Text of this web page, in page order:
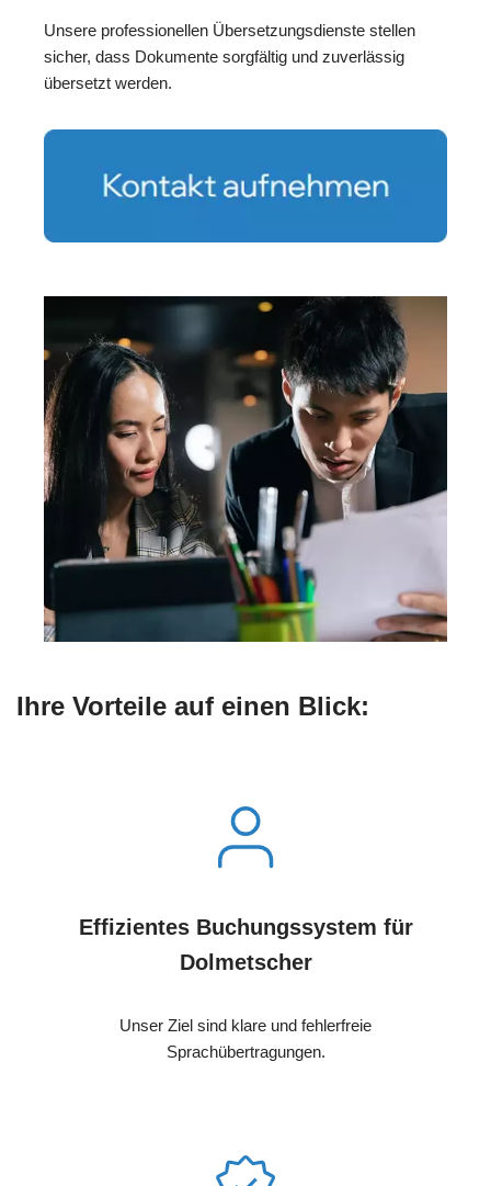
Unsere professionellen Übersetzungsdienste stellen
sicher, dass Dokumente sorgfältig und zuverlässig
übersetzt werden.
Ihre Vorteile auf einen Blick:
Effizientes Buchungssystem für
Dolmetscher
Unser Ziel sind klare und fehlerfreie
Sprachübertragungen.